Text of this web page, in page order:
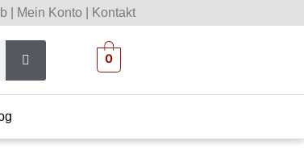
Mein Konto Kontakt
0